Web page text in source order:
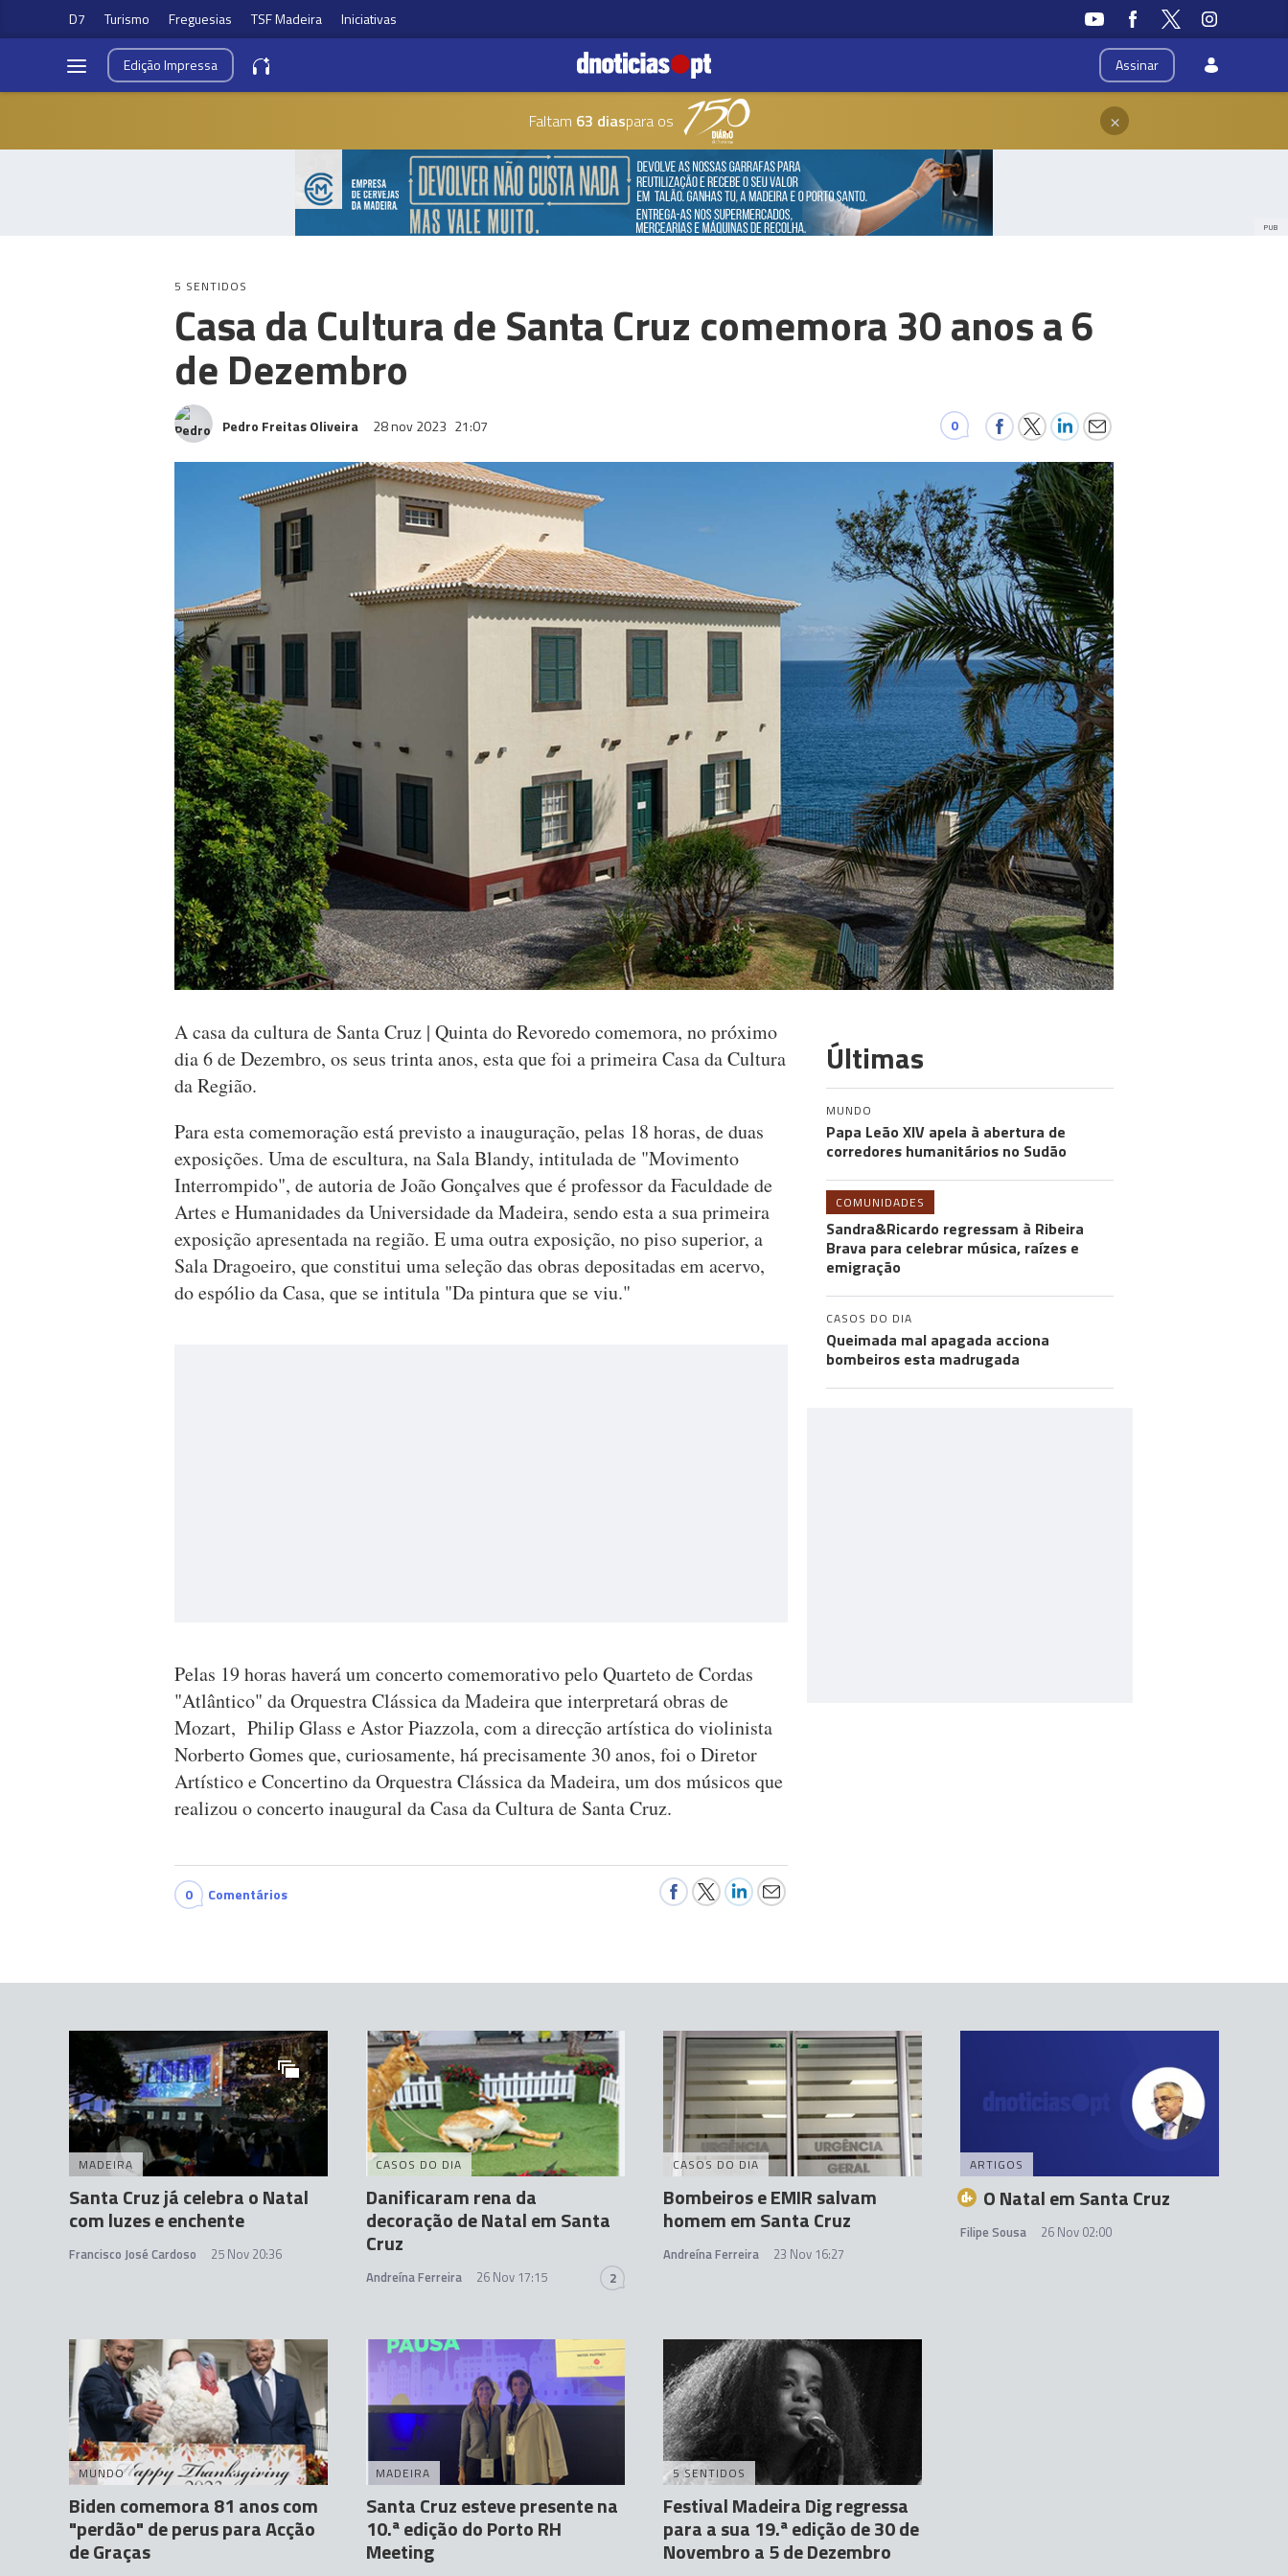
D7 Turismo Freguesias TSF Madeira Iniciativas
Assinar
EdiçãoImpressa
Faltam 63 diaspara os ×
PUB
5 SENTIDOS
Casa da Cultura de Santa Cruz comemora 30 anos a 6
de Dezembro
Pedro Freitas Oliveira 28 nov 2023 21:07 0
A casa da cultura de Santa Cruz | Quinta do Revoredo comemora, no próximo
dia 6 de Dezembro, os seus trinta anos, esta que foi a primeira Casa da Cultura
da Região.
Para esta comemoração está previsto a inauguração, pelas 18 horas, de duas
exposições. Uma de escultura, na Sala Blandy, intitulada de "Movimento
Interrompido", de autoria de João Gonçalves que é professor da Faculdade de
Artes e Humanidades da Universidade da Madeira, sendo esta a sua primeira
exposição apresentada na região. E uma outra exposição, no piso superior, a
Sala Dragoeiro, que constitui uma seleção das obras depositadas em acervo,
do espólio da Casa, que se intitula "Da pintura que se viu."
Pelas 19 horas haverá um concerto comemorativo pelo Quarteto de Cordas
"Atlântico" da Orquestra Clássica da Madeira que interpretará obras de
Mozart, Philip Glass e Astor Piazzola, com a direcção artística do violinista
Norberto Gomes que, curiosamente, há precisamente 30 anos, foi o Diretor
Artístico e Concertino da Orquestra Clássica da Madeira, um dos músicos que
realizou o concerto inaugural da Casa da Cultura de Santa Cruz.
0 Comentários
Últimas
MUNDO
Papa Leão XIV apela à abertura de
corredores humanitários no Sudão
COMUNIDADES
Sandra&Ricardo regressam à Ribeira
Brava para celebrar música, raízes e
emigração
CASOS DO DIA
Queimada mal apagada acciona
bombeiros esta madrugada
MADEIRA
Santa Cruz já celebra o Natal
com luzes e enchente
Francisco José Cardoso 25 Nov 20:36
CASOS DO DIA
Danificaram rena da
decoração de Natal em Santa
Cruz
Andreína Ferreira 26 Nov 17:15 2
CASOS DO DIA
Bombeiros e EMIR salvam
homem em Santa Cruz
Andreína Ferreira 23 Nov 16:27
ARTIGOS
O Natal em Santa Cruz
Filipe Sousa 26 Nov 02:00
MUNDO
Biden comemora 81 anos com
"perdão" de perus para Acção
de Graças
MADEIRA
Santa Cruz esteve presente na
10.ª edição do Porto RH
Meeting
5 SENTIDOS
Festival Madeira Dig regressa
para a sua 19.ª edição de 30 de
Novembro a 5 de Dezembro